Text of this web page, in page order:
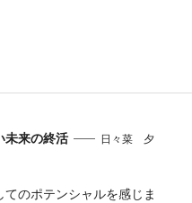
未来の終活
日々菜 夕
のポテンシャルを感じま